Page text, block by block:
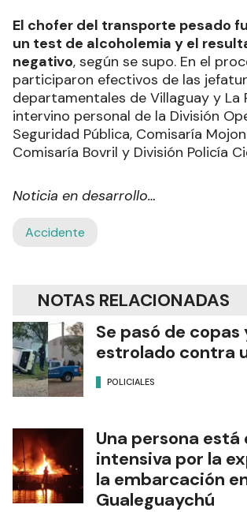
El chofer del transporte pesado
un test de alcoholemia y el
negativo, según se supo. En el
participaron efectivos de las
departamentales de Villaguay y La
intervino personal de la División
Seguridad Pública, Comisaría
Comisaría Bovril y División Policía
Noticia en desarrollo…
Accidente
NOTAS RELACIONADAS
Se pasó de
estrolado contra
POLICIALES
Una persona
intensiva por la
la embarcación
Gualeguaychú